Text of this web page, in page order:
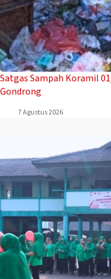
Satgas Sampah Koramil
Gondrong
7 Agustus 2026